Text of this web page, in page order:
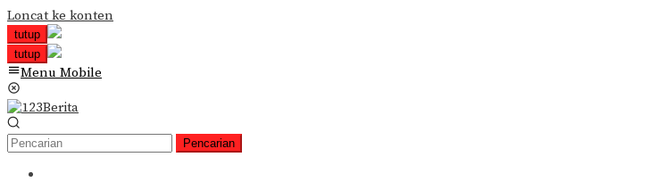
Loncat ke konten
tutup
tutup
Menu Mobile
Pencarian